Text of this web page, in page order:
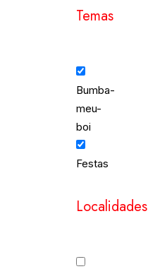
Temas
Bumba-
meu-
boi
Festas
Localidades